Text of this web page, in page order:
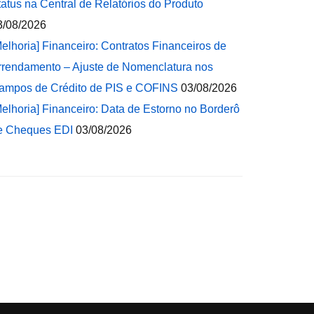
na Central de Relatórios do Produto
08/2026
Financeiro: Contratos Financeiros de
– Ajuste de Nomenclatura nos
de Crédito de PIS e COFINS 03/08/2026
Financeiro: Data de Estorno no Borderô
Cheques EDI 03/08/2026